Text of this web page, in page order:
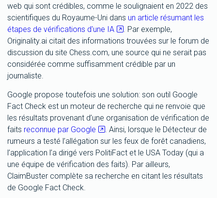
web qui sont crédibles, comme le soulignaient en 2022 des
scientifiques du Royaume-Uni dans un article résumant les
étapes de vérifications d'une IA
. Par exemple,
Originality.ai citait des informations trouvées sur le forum de
discussion du site Chess.com, une source qui ne serait pas
considérée comme suffisamment crédible par un
journaliste.
Google propose toutefois une solution: son outil Google
Fact Check est un moteur de recherche qui ne renvoie que
les résultats provenant d’une organisation de vérification de
faits reconnue par Google
. Ainsi, lorsque le Détecteur de
rumeurs a testé l’allégation sur les feux de forêt canadiens,
l’application l’a dirigé vers PolitiFact et le USA Today (qui a
une équipe de vérification des faits). Par ailleurs,
ClaimBuster complète sa recherche en citant les résultats
de Google Fact Check.